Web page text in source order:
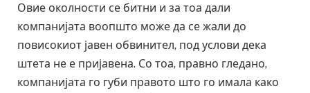
Овие околности се битни и за тоа дали
компанијата воопшто може да се жали до
повисокиот јавен обвинител, под услови дека
штета не е пријавена. Со тоа, правно гледано,
компанијата го губи правото што го имала како